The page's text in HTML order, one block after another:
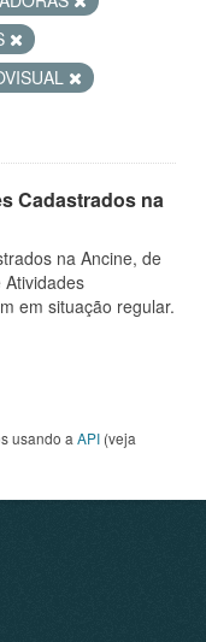
Cadastrados na
na Ancine, de
em situação regular.
usando a API (veja